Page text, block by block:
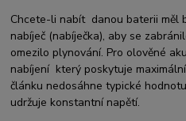
Chcete-li nabít danou baterii měl
nabíječ (nabíječka), aby se
omezilo plynování. Pro olověné
nabíjení který poskytuje
článku nedosáhne typické
udržuje konstantní napětí.